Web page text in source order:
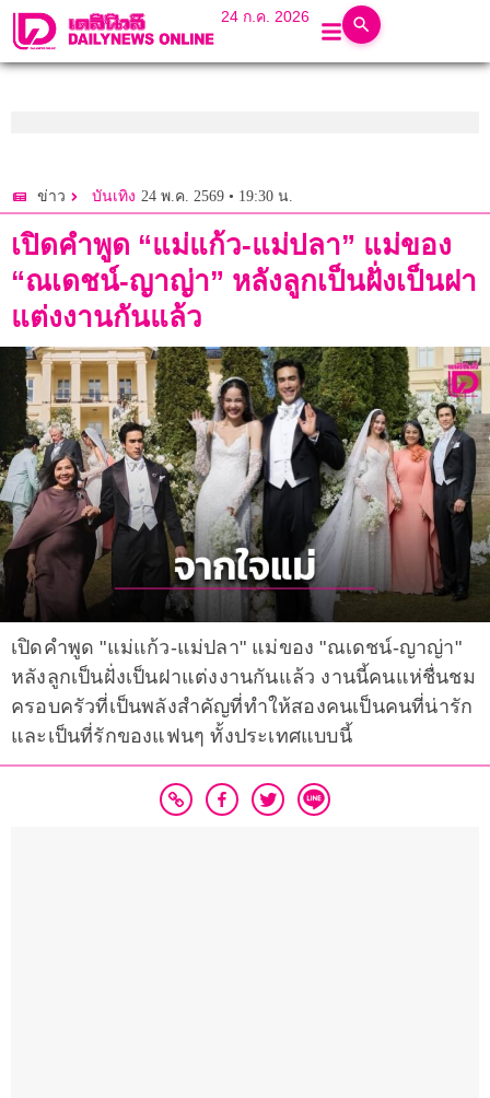
24 ก.ค. 2026
ข่าว บันเทิง 24 พ.ค. 2569 • 19:30 น.
เปิดคำพูด “แม่แก้ว-แม่ปลา” แม่ของ
“ณเดชน์-ญาญ่า” หลังลูกเป็นฝั่งเป็นฝา
แต่งงานกันแล้ว
เปิดคำพูด "แม่แก้ว-แม่ปลา" แม่ของ "ณเดชน์-ญาญ่า"
หลังลูกเป็นฝั่งเป็นฝาแต่งงานกันแล้ว งานนี้คนแห่ชื่นชม
ครอบครัวที่เป็นพลังสำคัญที่ทำให้สองคนเป็นคนที่น่ารัก
และเป็นที่รักของแฟนๆ ทั้งประเทศแบบนี้